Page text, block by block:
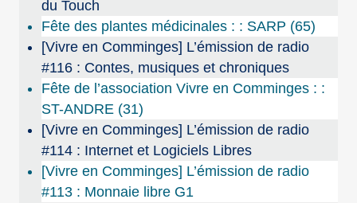
du Touch
Fête des plantes médicinales : : SARP (65)
[Vivre en Comminges] L’émission de radio
#116 : Contes, musiques et chroniques
Fête de l’association Vivre en Comminges : :
ST-ANDRE (31)
[Vivre en Comminges] L’émission de radio
#114 : Internet et Logiciels Libres
[Vivre en Comminges] L’émission de radio
#113 : Monnaie libre G1